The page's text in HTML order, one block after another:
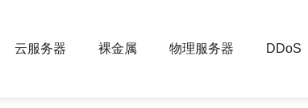
云服务器 裸金属 物理服务器 DDoS